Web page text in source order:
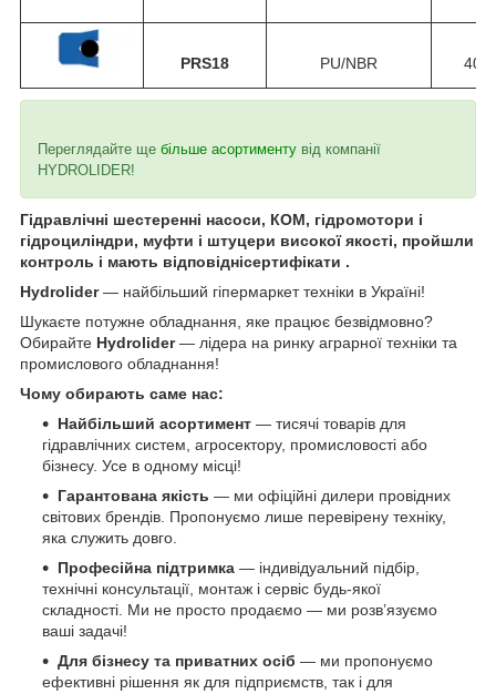
PRS18 PU/NBR 400
Переглядайте ще більше асортименту від компанії
HYDROLIDER!
Гідравлічні шестеренні насоси, КОМ, гідромотори і
гідроциліндри, муфти і штуцери високої якості, пройшли
контроль і мають відповіднісертифікати .
Hydrolider— найбільший гіпермаркет техніки в Україні!
Шукаєте потужне обладнання, яке працює безвідмовно?
Обирайте Hydrolider— лідера на ринку аграрної техніки та
промислового обладнання!
Чому обирають саме нас:
Найбільший асортимент — тисячі товарів для
гідравлічних систем, агросектору, промисловості або
бізнесу. Усе в одному місці!
Гарантована якість — ми офіційні дилери провідних
світових брендів. Пропонуємо лише перевірену техніку,
яка служить довго.
Професійна підтримка — індивідуальний підбір,
технічні консультації, монтаж і сервіс будь-якої
складності. Ми не просто продаємо — ми розв’язуємо
ваші задачі!
Для бізнесу та приватних осіб — ми пропонуємо
ефективні рішення як для підприємств, так і для